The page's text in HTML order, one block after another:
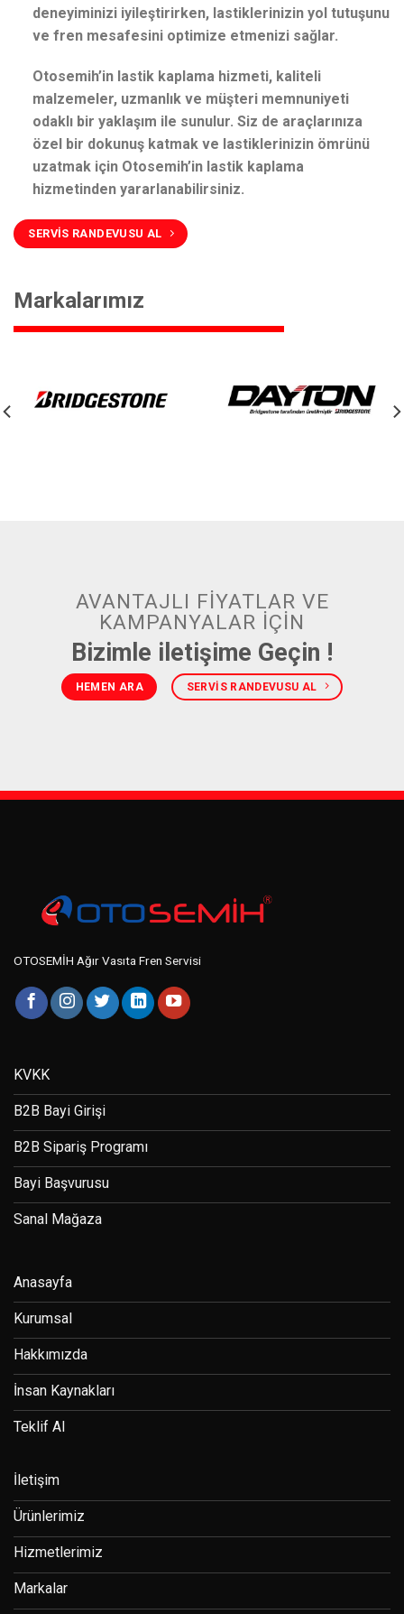
deneyiminizi iyileştirirken, lastiklerinizin yol tutuşunu
ve fren mesafesini optimize etmenizi sağlar.
Otosemih’in lastik kaplama hizmeti, kaliteli
malzemeler, uzmanlık ve müşteri memnuniyeti
odaklı bir yaklaşım ile sunulur. Siz de araçlarınıza
özel bir dokunuş katmak ve lastiklerinizin ömrünü
uzatmak için Otosemih’in lastik kaplama
hizmetinden yararlanabilirsiniz.
SERVİS RANDEVUSU AL
Markalarımız
AVANTAJLI FIYATLAR VE
KAMPANYALAR IÇIN
Bizimle iletişime Geçin !
HEMEN ARA SERVIS RANDEVUSU AL
OTOSEMİH Ağır Vasıta Fren Servisi
Anasayfa
Kurumsal
Hakkımızda
İnsan Kaynakları
Teklif Al
İletişim
Ürünlerimiz
Hizmetlerimiz
Markalar
KVKK
B2B Bayi Girişi
B2B Sipariş Programı
Bayi Başvurusu
Sanal Mağaza